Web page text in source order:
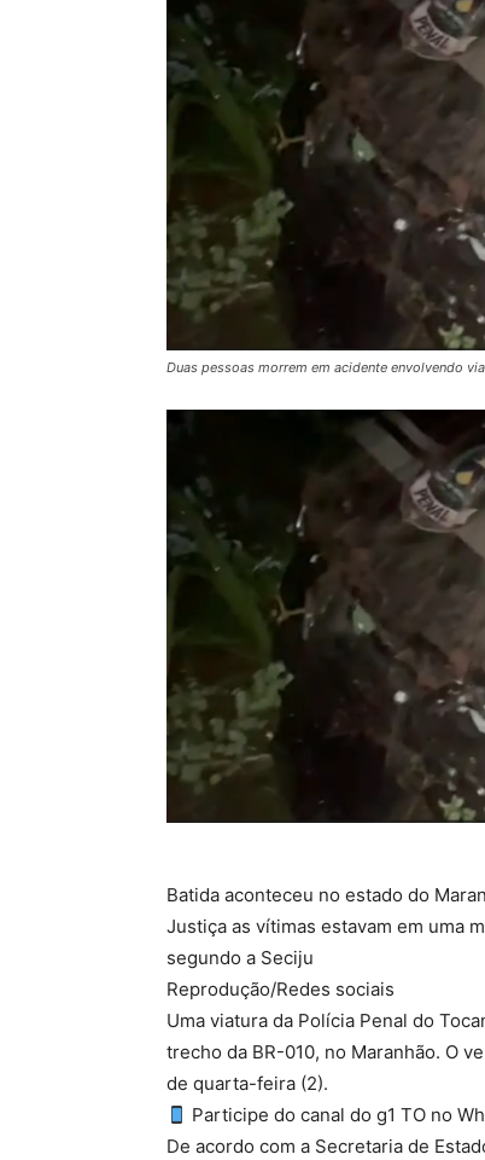
Duas pessoas morrem em acidente envolvendo
Batida aconteceu no estado do
Justiça as vítimas estavam em uma
segundo a Seciju
Reprodução/Redes sociais
Uma viatura da Polícia Penal do
trecho da BR-010, no Maranhão. O
de quarta-feira (2).
Participe do canal do g1 TO no
De acordo com a Secretaria de